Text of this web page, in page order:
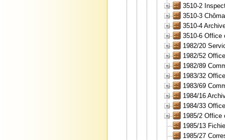
3510-2
3510-3
3510-4
3510-6 Office
1982/20
1982/52
1982/89
1983/32
1983/69
1984/16
1984/33
1985/2 Office
1985/13
1985/27